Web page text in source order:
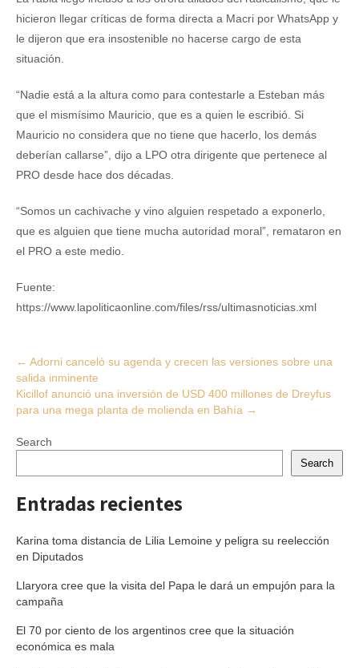
hicieron llegar críticas de forma directa a Macri por WhatsApp y
le dijeron que era insostenible no hacerse cargo de esta
situación.
“Nadie está a la altura como para contestarle a Esteban más
que el mismísimo Mauricio, que es a quien le escribió. Si
Mauricio no considera que no tiene que hacerlo, los demás
deberían callarse”, dijo a LPO otra dirigente que pertenece al
PRO desde hace dos décadas.
“Somos un cachivache y vino alguien respetado a exponerlo,
que es alguien que tiene mucha autoridad moral”, remataron en
el PRO a este medio.
Fuente:
https://www.lapoliticaonline.com/files/rss/ultimasnoticias.xml
Post
navigation
← Adorni canceló su agenda y crecen las versiones sobre una
salida inminente
Kicillof anunció una inversión de USD 400 millones de Dreyfus
para una mega planta de molienda en Bahía →
Search
Search
Entradas recientes
Karina toma distancia de Lilia Lemoine y peligra su reelección
en Diputados
Llaryora cree que la visita del Papa le dará un empujón para la
campaña
El 70 por ciento de los argentinos cree que la situación
económica es mala